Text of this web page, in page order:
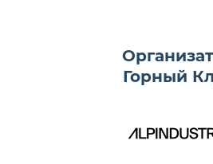
Горный